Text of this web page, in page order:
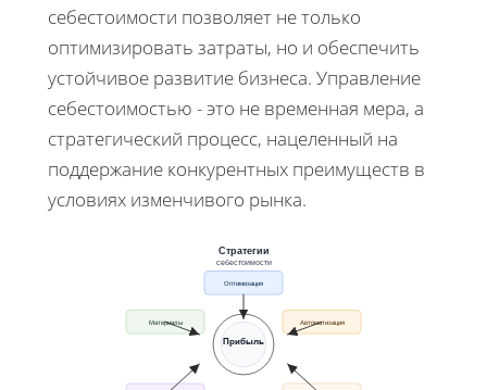
себестоимости позволяет не только
оптимизировать затраты, но и обеспечить
устойчивое развитие бизнеса. Управление
себестоимостью - это не временная мера, а
стратегический процесс, нацеленный на
поддержание конкурентных преимуществ в
условиях изменчивого рынка.
Стратегии
себестоимости
Оптимизация
Материалы Автоматизация
Прибыль